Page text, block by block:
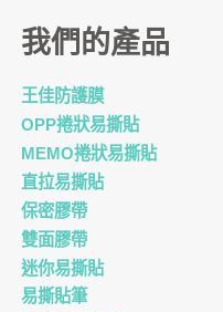
我們的產品
王佳防護膜
OPP捲狀易撕貼
MEMO捲狀易撕貼
直拉易撕貼
保密膠帶
雙面膠帶
迷你易撕貼
易撕貼筆